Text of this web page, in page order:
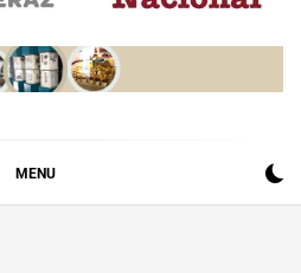
MENU